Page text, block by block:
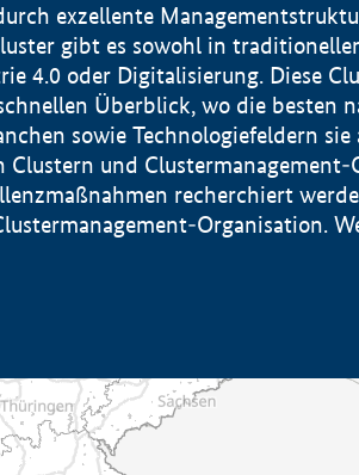
exzellente
gibt es sowohl in
4.0 oder Digitalisierung. Diese
Überblick, wo die besten
sowie Technologiefeldern sie
und
recherchiert
Organisation.